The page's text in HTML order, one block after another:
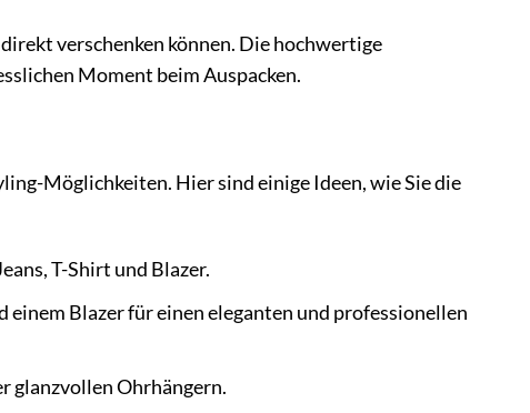
verschenken können. Die hochwertige
Moment beim Auspacken.
Möglichkeiten. Hier sind einige Ideen, wie Sie die
T-Shirt und Blazer.
Blazer für einen eleganten und professionellen
glanzvollen Ohrhängern.